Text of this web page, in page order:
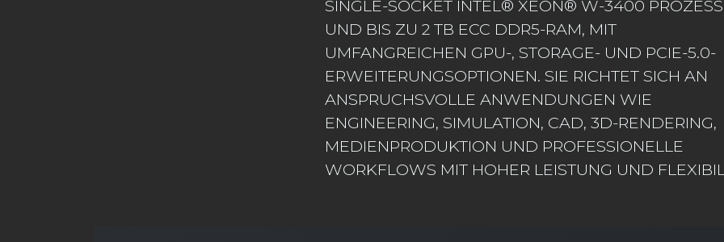
SINGLE-SOCKET INTEL® XEON® W-3400
UND BIS ZU 2 TB ECC DDR5-RAM, MIT
UMFANGREICHEN GPU-, STORAGE- UND PCIE-5.0-
ERWEITERUNGSOPTIONEN. SIE RICHTET SICH AN
ANSPRUCHSVOLLE ANWENDUNGEN WIE
ENGINEERING, SIMULATION, CAD, 3D-RENDERING,
MEDIENPRODUKTION UND PROFESSIONELLE
WORKFLOWS MIT HOHER LEISTUNG UND